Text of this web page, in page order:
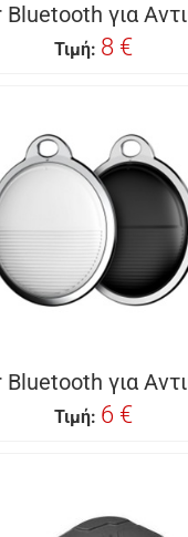
για
Τιμή: 8 €
για
Τιμή: 6 €